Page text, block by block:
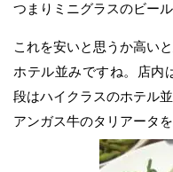
つまりミニグラスのビー
これを安いと思うか高い
ホテル並みですね。店内
段はハイクラスのホテル並
アンガス牛のタリアータを